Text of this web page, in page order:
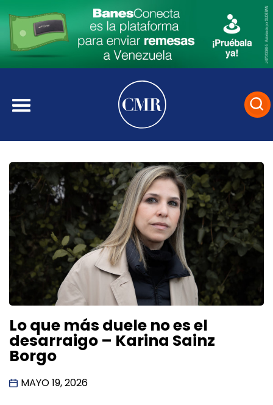
Lo que más duele no es el
desarraigo – Karina Sainz
Borgo
MAYO 19, 2026